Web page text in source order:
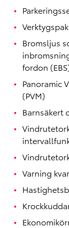
Bromsljus
fordon
Panoramic
(PVM)
Barnsäkert
Varning